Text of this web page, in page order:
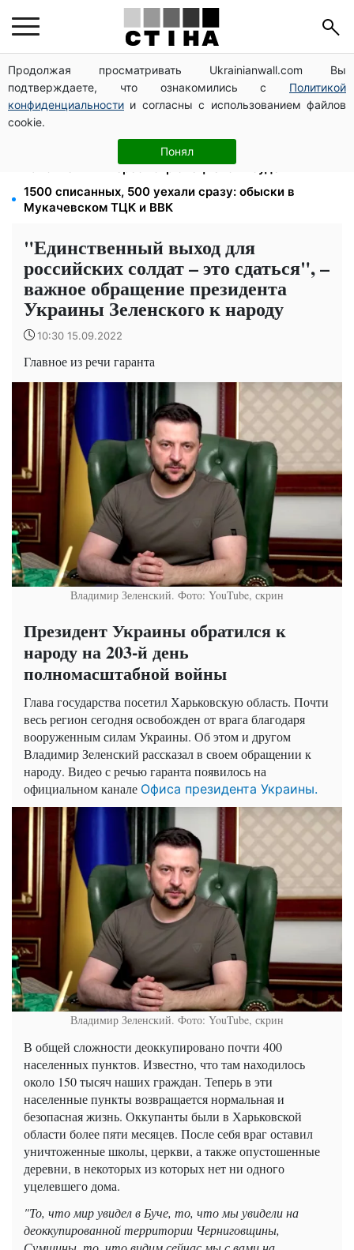
Продолжая просматривать Ukrainianwall.com Вы
подтверждаете, что ознакомились с Политикой
конфиденциальности и согласны с использованием файлов
cookie.
Понял
Помощь людям с инвалидностью I-II группы: DRC,
Acted и NP регистрируют дома на Херсонщине
Работаете полный день — получайте єЯсла: ПФУ
объяснил условия помощи на ребенка 1-3 года
Пенсионная реформа в сентябре: добровольные
накопления и пересмотр спецпенсий судей
1500 списанных, 500 уехали сразу: обыски в
Мукачевском ТЦК и ВВК
"Единственный выход для
российских солдат – это сдаться", –
важное обращение президента
Украины Зеленского к народу
10:30 15.09.2022
Главное из речи гаранта
Владимир Зеленский. Фото: YouTube, скрин
Президент Украины обратился к
народу на 203-й день
полномасштабной войны
Глава государства посетил Харьковскую область. Почти
весь регион сегодня освобожден от врага благодаря
вооруженным силам Украины. Об этом и другом
Владимир Зеленский рассказал в своем обращении к
народу. Видео с речью гаранта появилось на
официальном канале Офиса президента Украины.
Владимир Зеленский. Фото: YouTube, скрин
В общей сложности деоккупировано почти 400
населенных пунктов. Известно, что там находилось
около 150 тысяч наших граждан. Теперь в эти
населенные пункты возвращается нормальная и
безопасная жизнь. Оккупанты были в Харьковской
области более пяти месяцев. После себя враг оставил
уничтоженные школы, церкви, а также опустошенные
деревни, в некоторых из которых нет ни одного
уцелевшего дома.
"То, что мир увидел в Буче, то, что мы увидели на
деоккупированной территории Черниговщины,